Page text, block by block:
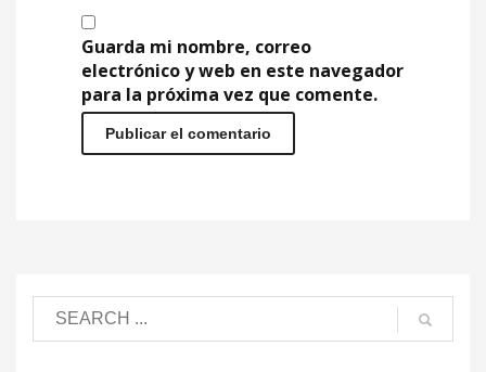
Guarda mi nombre, correo
electrónico y web en este navegador
para la próxima vez que comente.